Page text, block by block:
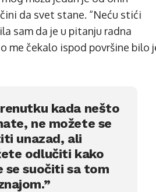
da svet stane. “Neću stići
sam da je u pitanju radna
me čekalo ispod površine bilo
kada nešto
ne možete se
unazad, ali
odlučiti kako
se suočiti sa tom